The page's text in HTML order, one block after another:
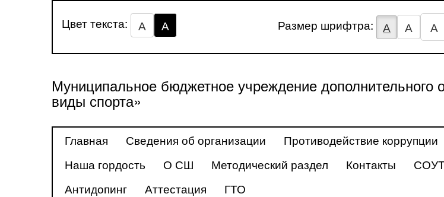
Цвет текста: А А Размер шрифтра: А А А
Муниципальное бюджетное учреждение
виды спорта»
Главная Сведения об организации Противодействие коррупции
Наша гордость
О СШ Методический раздел Контакты
Антидопинг
Аттестация ГТО